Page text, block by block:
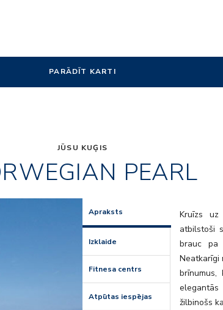
PARĀDĪT KARTI
JŪSU KUĢIS
PEARL
Apraksts
Izklaide
Fitnesa centrs
Atpūtas iespējas
Kruīzs uz
atbilstoši
brauc pa
Neatkarīgi
žilbinošs